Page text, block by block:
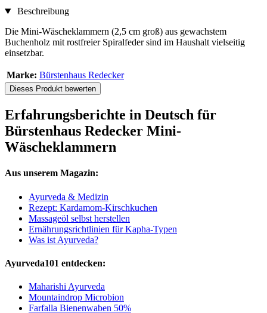
Beschreibung
Die Mini-Wäscheklammern (2,5 cm groß) aus gewachstem
Buchenholz mit rostfreier Spiralfeder sind im Haushalt vielseitig
einsetzbar.
Marke: Bürstenhaus Redecker
Dieses Produkt bewerten
Erfahrungsberichte in Deutsch für
Bürstenhaus Redecker Mini-
Wäscheklammern
Aus unserem Magazin:
Ayurveda & Medizin
Rezept: Kardamom-Kirschkuchen
Massageöl selbst herstellen
Ernährungsrichtlinien für Kapha-Typen
Was ist Ayurveda?
Ayurveda101 entdecken:
Maharishi Ayurveda
Mountaindrop Microbion
Farfalla Bienenwaben 50%